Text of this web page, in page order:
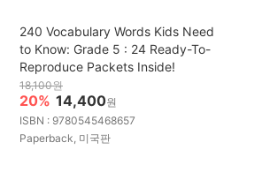
240 Vocabulary Words Kids Need
to Know: Grade 5 : 24 Ready-To-
Reproduce Packets Inside!
18,100원
20% 14,400원
ISBN : 9780545468657
Paperback, 미국판